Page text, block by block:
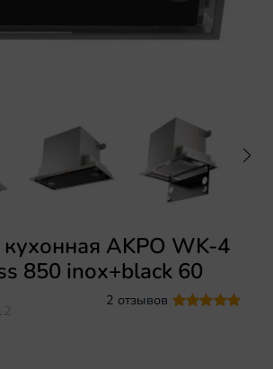
AKPO WK-4
850 inox+black 60
2 отзывов